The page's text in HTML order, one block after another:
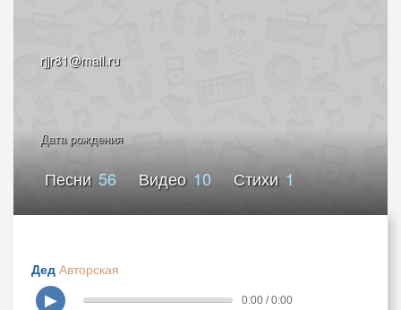
rjjr81@mail.ru
Дата рождения
Песни 56 Видео 10 Стихи 1
Дед Авторская
▶
0:00 / 0:00